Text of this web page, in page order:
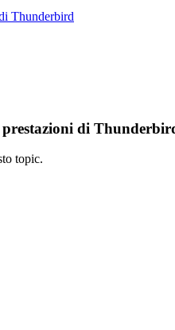
Thunderbird
di
topic.